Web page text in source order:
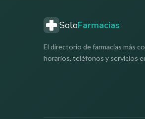
SoloFarmacias
El directorio de farmacias más
horarios, teléfonos y servicios